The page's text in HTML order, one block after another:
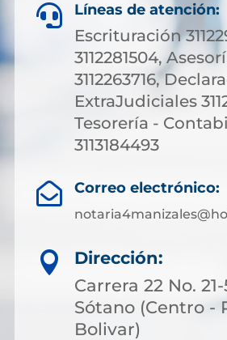
 Líneas de atención:
Escrituración
3112281504,
3112263716,
ExtraJudiciales
Tesorería -
3113184493
 Correo electrónico:

Dirección:
Carrera 22 No.
Sótano (Centro -
Bolivar)